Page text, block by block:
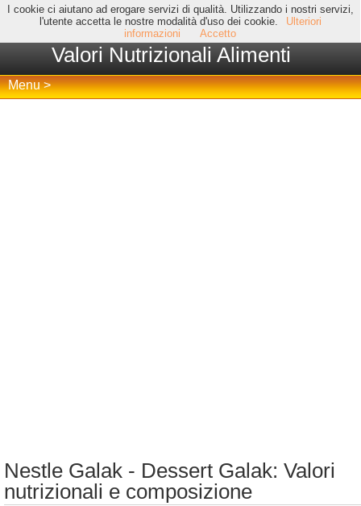
I cookie ci aiutano ad erogare servizi di qualità. Utilizzando i nostri servizi,
l'utente accetta le nostre modalità d'uso dei cookie.
Ulteriori
informazioni
Accetto
Valori Nutrizionali Alimenti
Menu >
Nestle Galak - Dessert Galak: Valori
nutrizionali e composizione